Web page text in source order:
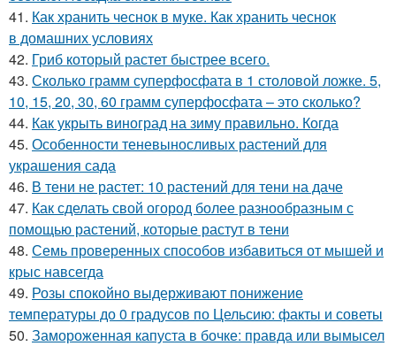
41. Как хранить чеснок в муке. Как хранить чеснок
в домашних условиях
42. Гриб который растет быстрее всего.
43. Сколько грамм суперфосфата в 1 столовой ложке. 5,
10, 15, 20, 30, 60 грамм суперфосфата – это сколько?
44. Как укрыть виноград на зиму правильно. Когда
45. Особенности теневыносливых растений для
украшения сада
46. В тени не растет: 10 растений для тени на даче
47. Как сделать свой огород более разнообразным с
помощью растений, которые растут в тени
48. Семь проверенных способов избавиться от мышей и
крыс навсегда
49. Розы спокойно выдерживают понижение
температуры до 0 градусов по Цельсию: факты и советы
50. Замороженная капуста в бочке: правда или вымысел